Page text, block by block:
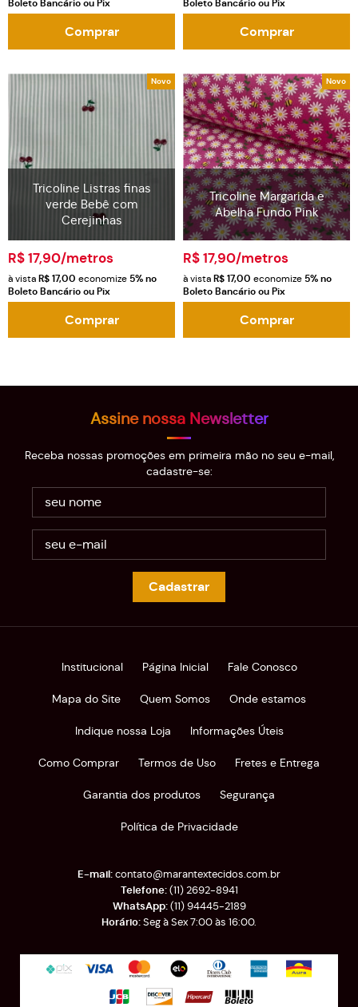
Boleto Bancário ou Pix
Comprar
Boleto Bancário ou Pix
Comprar
Novo
Tricoline Listras finas
verde Bebê com
Cerejinhas
R$ 17,90/metros
à vista R$ 17,00 economize 5%no
Boleto Bancário ou Pix
Comprar
Novo
Tricoline Margarida e
Abelha Fundo Pink
R$ 17,90/metros
à vista R$ 17,00 economize 5%no
Boleto Bancário ou Pix
Comprar
Assine nossa Newsletter
Receba nossas promoções em primeira mão no seu e-mail,
cadastre-se:
Cadastrar
Institucional Página Inicial Fale Conosco
Mapa do Site Quem Somos Onde estamos
Indique nossa Loja Informações Úteis
Como Comprar Termos de Uso Fretes e Entrega
Garantia dos produtos Segurança
Política de Privacidade
(11)2692-8941
(11)94445-2189
Seg à Sex 7:00 às 16:00.
contato@marantextecidos.com.br